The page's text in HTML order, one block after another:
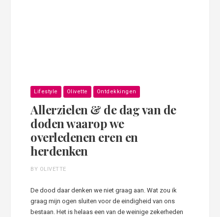
Lifestyle Olivette Ontdekkingen
Allerzielen & de dag van de
doden waarop we
overledenen eren en
herdenken
BY OLIVETTE
De dood daar denken we niet graag aan. Wat zou ik
graag mijn ogen sluiten voor de eindigheid van ons
bestaan. Het is helaas een van de weinige zekerheden